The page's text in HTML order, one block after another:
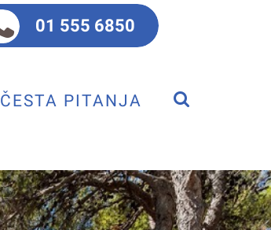
01 555 6850
ČESTA PITANJA